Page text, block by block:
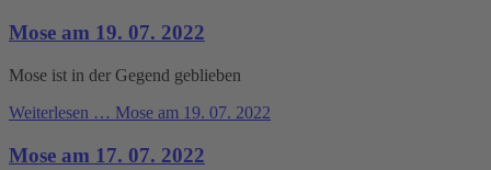
Mose am 19. 07. 2022
Mose ist in der Gegend geblieben
Weiterlesen … Mose am 19. 07. 2022
Mose am 17. 07. 2022